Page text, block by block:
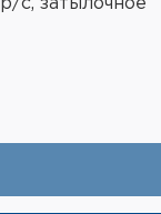
с, затылочное